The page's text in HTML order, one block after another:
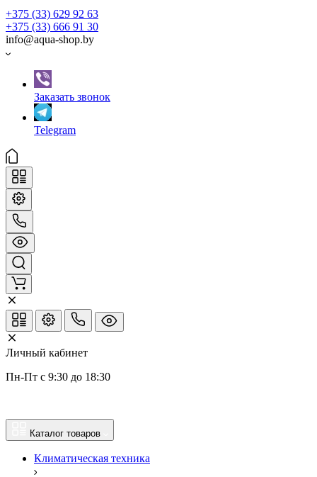
+375 (33) 629 92 63
+375 (33) 666 91 30
info@aqua-shop.by
Заказать звонок
Telegram
Личный кабинет
Пн-Пт с 9:30 до 18:30
Каталог товаров
Климатическая техника